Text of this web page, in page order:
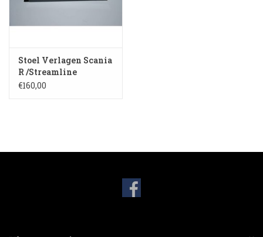
Klompen
Shop
3-spaak stuurwiel
Stoel Verlagen Scania
R /Streamline
(medium)
€160,00